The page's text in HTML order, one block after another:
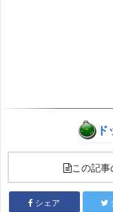
この記
シェア